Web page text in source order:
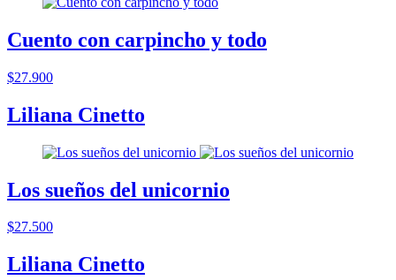
Cuento con carpincho y todo
$27.900
Liliana Cinetto
Los sueños del unicornio
$27.500
Liliana Cinetto